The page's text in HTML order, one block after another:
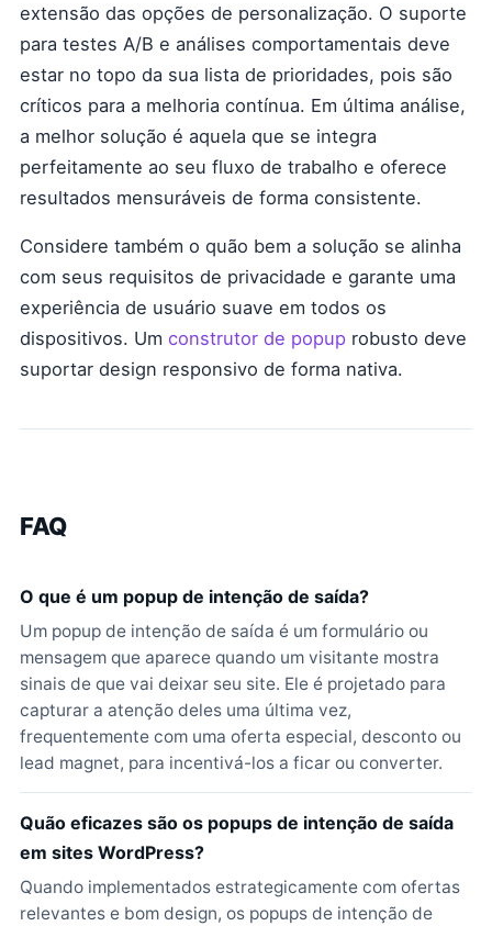
extensão das opções de personalização. O suporte
para testes A/B e análises comportamentais deve
estar no topo da sua lista de prioridades, pois são
críticos para a melhoria contínua. Em última análise,
a melhor solução é aquela que se integra
perfeitamente ao seu fluxo de trabalho e oferece
resultados mensuráveis de forma consistente.
Considere também o quão bem a solução se alinha
com seus requisitos de privacidade e garante uma
experiência de usuário suave em todos os
dispositivos. Um construtor de popup robusto deve
suportar design responsivo de forma nativa.
FAQ
O que é um popup de intenção de saída?
Um popup de intenção de saída é um formulário ou
mensagem que aparece quando um visitante mostra
sinais de que vai deixar seu site. Ele é projetado para
capturar a atenção deles uma última vez,
frequentemente com uma oferta especial, desconto ou
lead magnet, para incentivá-los a ficar ou converter.
Quão eficazes são os popups de intenção de saída
em sites WordPress?
Quando implementados estrategicamente com ofertas
relevantes e bom design, os popups de intenção de